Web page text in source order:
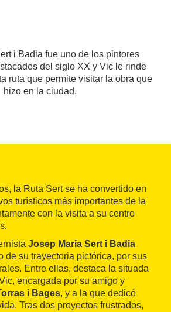
i Badia fue uno de los pintores
del siglo XX y Vic le rinde
ruta que permite visitar la obra que
hizo en la ciudad.
la Ruta Sert se ha convertido en
turísticos más importantes de la
con la visita a su centro
Josep Maria Sert i Badia
de su trayectoria pictórica, por sus
Entre ellas, destaca la situada
encargada por su amigo y
i Bages, y a la que dedicó
Tras dos proyectos frustrados,